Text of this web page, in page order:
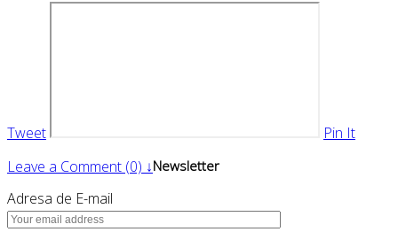
Tweet
Pin It
Leave a Comment (0) ↓Newsletter
Adresa de E-mail